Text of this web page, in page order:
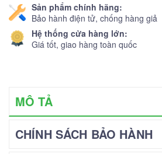
Sản phẩm chính hãng:
Bảo hành điện tử, chống hàng giả
Hệ thống cửa hàng lớn:
Giá tốt, giao hàng toàn quốc
MÔ TẢ
CHÍNH SÁCH BẢO HÀNH